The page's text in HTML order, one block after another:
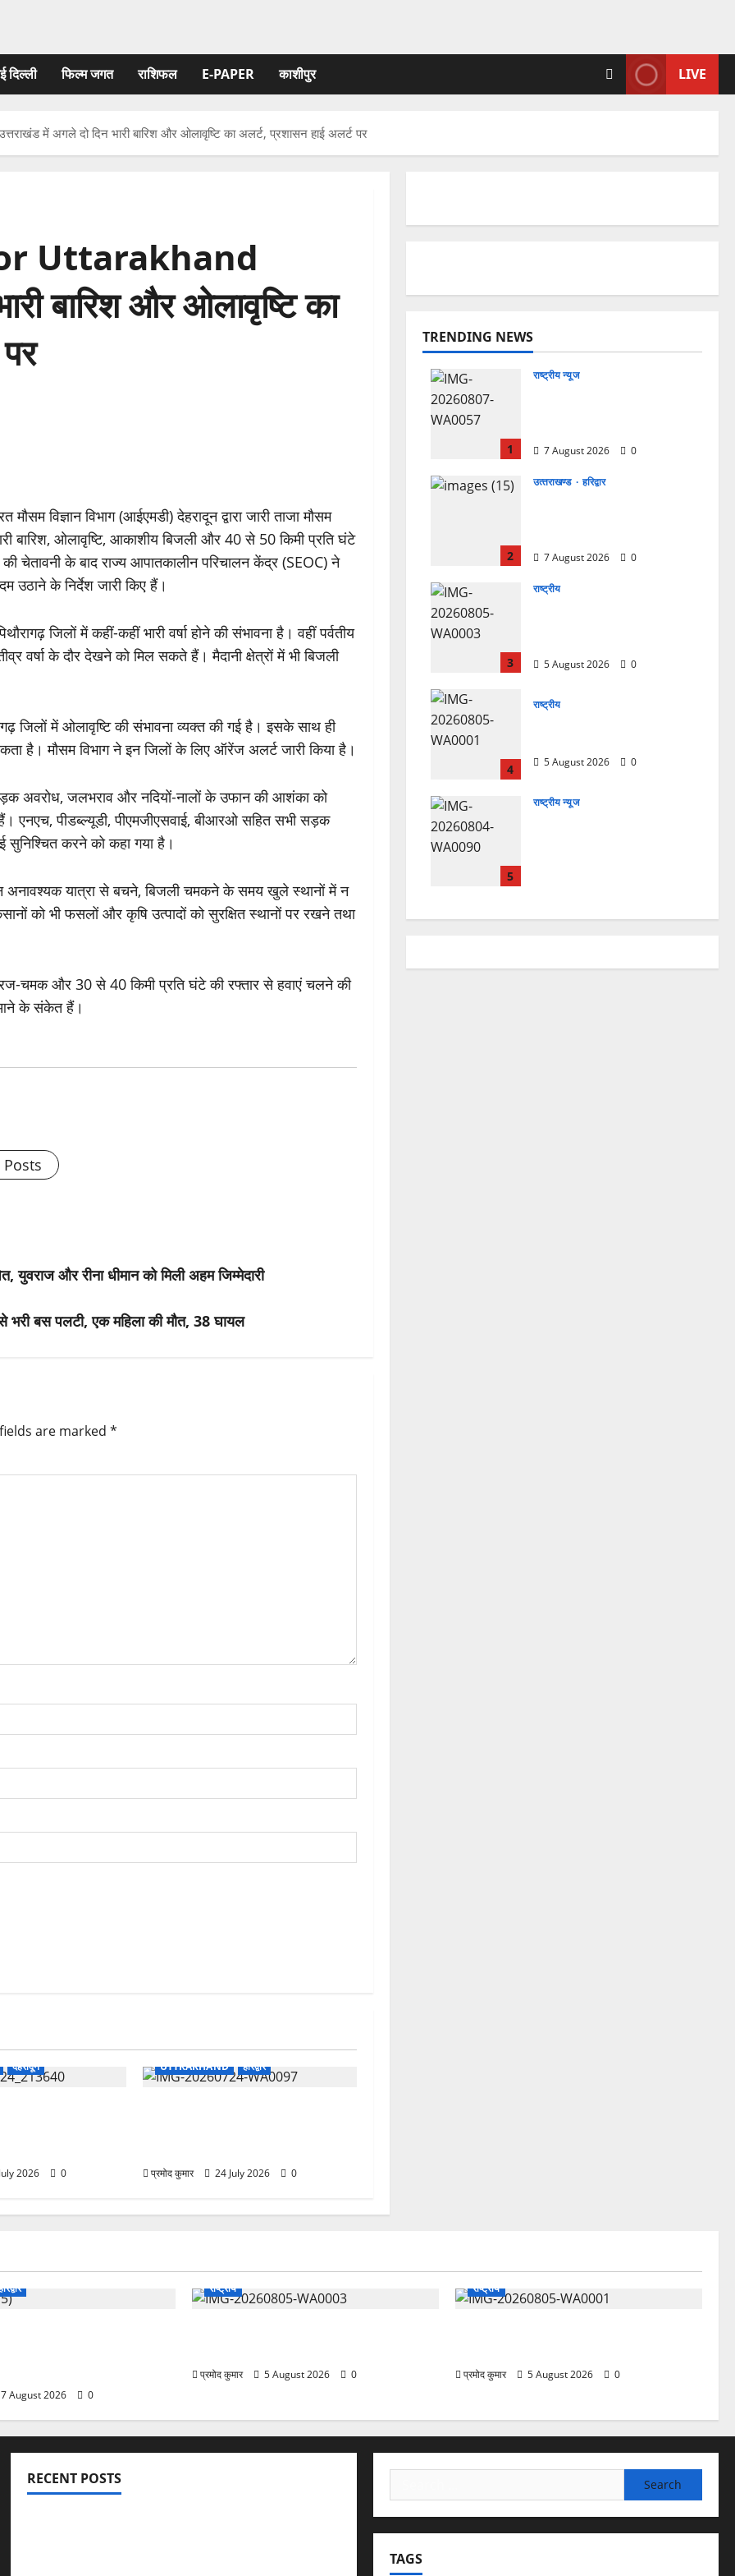
दिल्ली फिल्‍म जगत राशिफल E-PAPER काशीपुर LIVE
में अगले दो दिन भारी बारिश और ओलावृष्टि का अलर्ट, प्रशासन हाई अलर्ट पर
Uttarakhand
बारिश और ओलावृष्टि का
विज्ञान विभाग (आईएमडी) देहरादून द्वारा जारी ताजा मौसम
बारिश, ओलावृष्टि, आकाशीय बिजली और 40 से 50 किमी प्रति घंटे
चेतावनी के बाद राज्य आपातकालीन परिचालन केंद्र (SEOC) ने
उठाने के निर्देश जारी किए हैं।
जिलों में कहीं-कहीं भारी वर्षा होने की संभावना है। वहीं पर्वतीय
वर्षा के दौर देखने को मिल सकते हैं। मैदानी क्षेत्रों में भी बिजली
जिलों में ओलावृष्टि की संभावना व्यक्त की गई है। इसके साथ ही
है। मौसम विभाग ने इन जिलों के लिए ऑरेंज अलर्ट जारी किया है।
अवरोध, जलभराव और नदियों-नालों के उफान की आशंका को
एनएच, पीडब्ल्यूडी, पीएमजीएसवाई, बीआरओ सहित सभी सड़क
सुनिश्चित करने को कहा गया है।
अनावश्यक यात्रा से बचने, बिजली चमकने के समय खुले स्थानों में न
को भी फसलों और कृषि उत्पादों को सुरक्षित स्थानों पर रखने तथा
चमक और 30 से 40 किमी प्रति घंटे की रफ्तार से हवाएं चलने की
आने के संकेत हैं।
युवराज और रीना धीमान को मिली अहम जिम्मेदारी
भरी बस पलटी, एक महिला की मौत, 38 घायल
are marked *
देहरादून
2026 0
UTTRAKHAND हरिद्वार
प्रमोद कुमार 24 July 2026 0
TRENDING NEWS
1
राष्ट्रीय न्यूज
7 August 2026 0
2
उत्‍तराखण्‍ड हरिद्वार
7 August 2026 0
3
राष्ट्रीय
5 August 2026 0
4
राष्ट्रीय
5 August 2026 0
5
राष्ट्रीय न्यूज
7 August 2026 0
राष्ट्रीय
प्रमोद कुमार 5 August 2026 0
राष्ट्रीय
प्रमोद कुमार 5 August 2026 0
RECENT POSTS
for:
TAGS